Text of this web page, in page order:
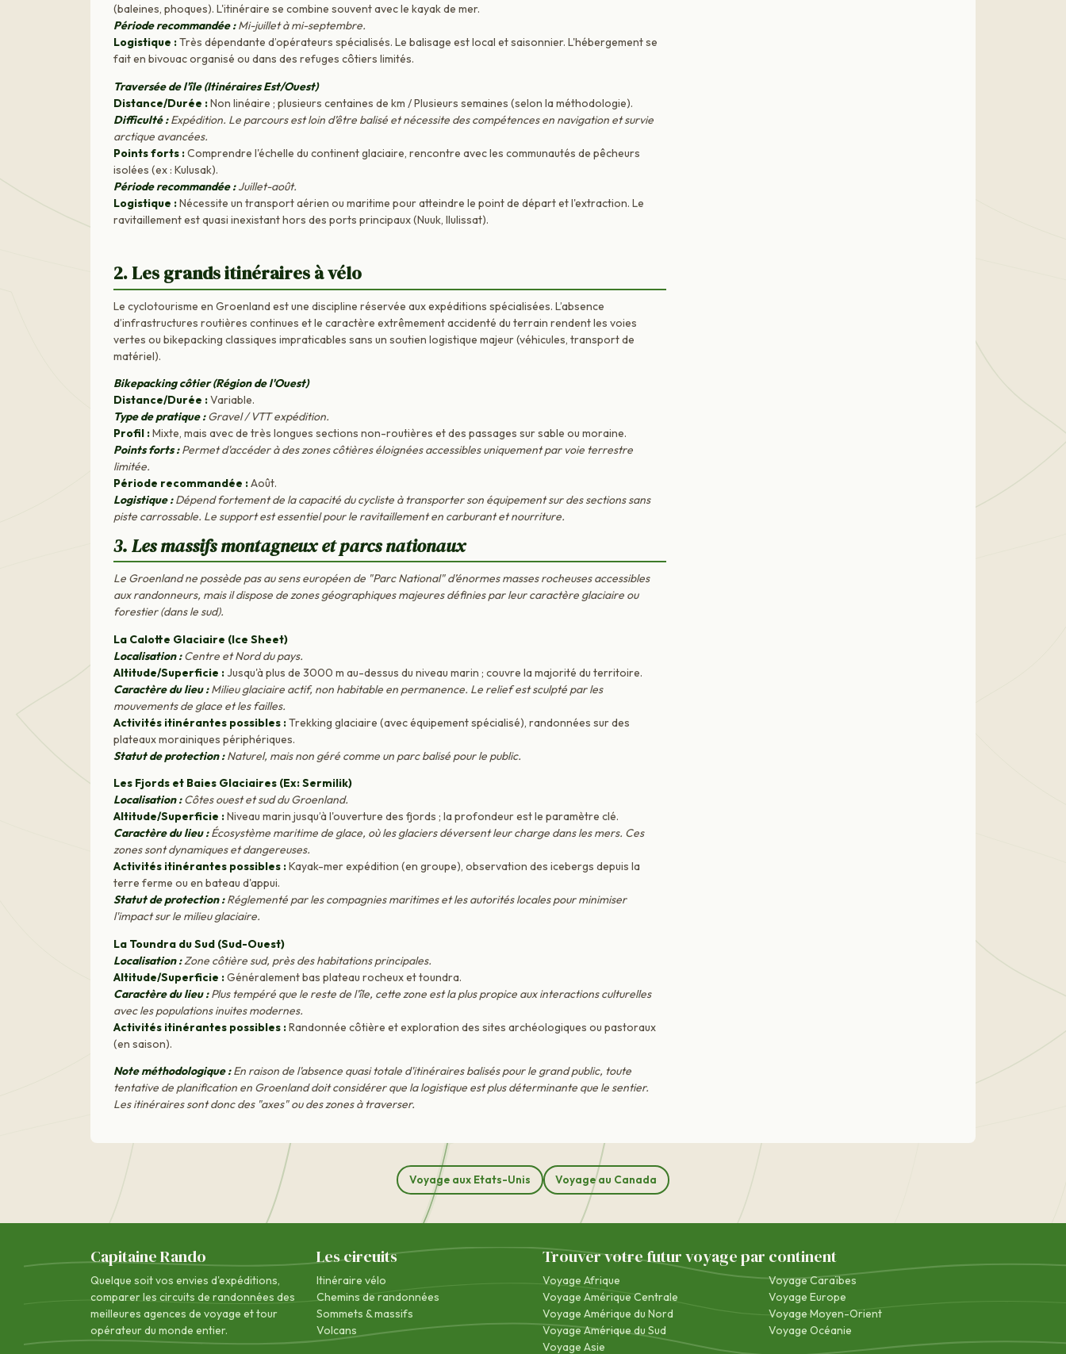
(baleines, phoques). L'itinéraire se combine souvent avec le kayak de mer.
Période recommandée :Mi-juillet à mi-septembre.
Logistique :Très dépendante d’opérateurs spécialisés. Le balisage est local et saisonnier. L'hébergement se
fait en bivouac organisé ou dans des refuges côtiers limités.
Traversée de l'île (Itinéraires Est/Ouest)
Distance/Durée :Non linéaire ; plusieurs centaines de km / Plusieurs semaines (selon la méthodologie).
Difficulté :Expédition. Le parcours est loin d’être balisé et nécessite des compétences en navigation et survie
arctique avancées.
Points forts :Comprendre l'échelle du continent glaciaire, rencontre avec les communautés de pêcheurs
isolées (ex : Kulusak).
Période recommandée :Juillet-août.
Logistique :Nécessite un transport aérien ou maritime pour atteindre le point de départ et l'extraction. Le
ravitaillement est quasi inexistant hors des ports principaux (Nuuk, Ilulissat).
2. Les grands itinéraires à vélo
Le cyclotourisme en Groenland est une discipline réservée aux expéditions spécialisées. L’absence
d’infrastructures routières continues et le caractère extrêmement accidenté du terrain rendent les voies
vertes ou bikepacking classiques impraticables sans un soutien logistique majeur (véhicules, transport de
matériel).
Bikepacking côtier (Région de l'Ouest)
Distance/Durée :Variable.
Type de pratique :Gravel / VTT expédition.
Profil :Mixte, mais avec de très longues sections non-routières et des passages sur sable ou moraine.
Points forts :Permet d'accéder à des zones côtières éloignées accessibles uniquement par voie terrestre
limitée.
Période recommandée :Août.
Logistique :Dépend fortement de la capacité du cycliste à transporter son équipement sur des sections sans
piste carrossable. Le support est essentiel pour le ravitaillement en carburant et nourriture.
3. Les massifs montagneux et parcs nationaux
Le Groenland ne possède pas au sens européen de "Parc National" d’énormes masses rocheuses accessibles
aux randonneurs, mais il dispose de zones géographiques majeures définies par leur caractère glaciaire ou
forestier (dans le sud).
La Calotte Glaciaire (Ice Sheet)
Localisation :Centre et Nord du pays.
Altitude/Superficie :Jusqu'à plus de 3000 m au-dessus du niveau marin ; couvre la majorité du territoire.
Caractère du lieu :Milieu glaciaire actif, non habitable en permanence. Le relief est sculpté par les
mouvements de glace et les failles.
Activités itinérantes possibles :Trekking glaciaire (avec équipement spécialisé), randonnées sur des
plateaux morainiques périphériques.
Statut de protection :Naturel, mais non géré comme un parc balisé pour le public.
Les Fjords et Baies Glaciaires (Ex: Sermilik)
Localisation :Côtes ouest et sud du Groenland.
Altitude/Superficie :Niveau marin jusqu’à l'ouverture des fjords ; la profondeur est le paramètre clé.
Caractère du lieu :Écosystème maritime de glace, où les glaciers déversent leur charge dans les mers. Ces
zones sont dynamiques et dangereuses.
Activités itinérantes possibles :Kayak-mer expédition (en groupe), observation des icebergs depuis la
terre ferme ou en bateau d'appui.
Statut de protection :Réglementé par les compagnies maritimes et les autorités locales pour minimiser
l'impact sur le milieu glaciaire.
La Toundra du Sud (Sud-Ouest)
Localisation :Zone côtière sud, près des habitations principales.
Altitude/Superficie :Généralement bas plateau rocheux et toundra.
Caractère du lieu :Plus tempéré que le reste de l'île, cette zone est la plus propice aux interactions culturelles
avec les populations inuites modernes.
Activités itinérantes possibles :Randonnée côtière et exploration des sites archéologiques ou pastoraux
(en saison).
Note méthodologique : En raison de l'absence quasi totale d'itinéraires balisés pour le grand public, toute
tentative de planification en Groenland doit considérer que la logistique est plus déterminante que le sentier.
Les itinéraires sont donc des "axes" ou des zones à traverser.
Voyage aux Etats-Unis Voyage au Canada
Capitaine Rando
Quelque soit vos envies d'expéditions,
comparer les circuits de randonnées des
meilleures agences de voyage et tour
opérateur du monde entier.
Les circuits
Itinéraire vélo
Chemins de randonnées
Sommets & massifs
Volcans
Trouver votre futur voyage par continent
Voyage Afrique
Voyage Amérique Centrale
Voyage Amérique du Nord
Voyage Amérique du Sud
Voyage Asie
Voyage Caraïbes
Voyage Europe
Voyage Moyen-Orient
Voyage Océanie